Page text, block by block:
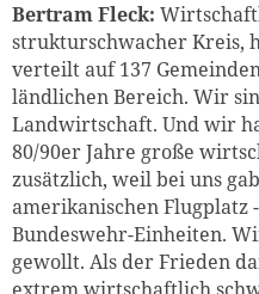
Bertram Fleck:
strukturschwacher Kreis,
verteilt auf 137
ländlichen Bereich. Wir
Landwirtschaft. Und wir
80/90er Jahre große
zusätzlich, weil bei uns
amerikanischen Flugplatz
Bundeswehr-Einheiten.
gewollt. Als der Frieden